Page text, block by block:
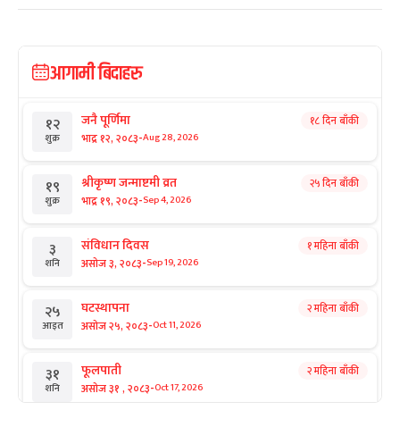
आगामी बिदाहरु
१२
शुक्र
जनै पूर्णिमा
भाद्र १२, २०८३-Aug 28, 2026
१८ दिन बाँकी
१९
शुक्र
श्रीकृष्ण जन्माष्टमी व्रत
भाद्र १९, २०८३-Sep 4, 2026
२५ दिन बाँकी
३
शनि
संविधान दिवस
असोज ३, २०८३-Sep 19, 2026
१ महिना बाँकी
२५
आइत
घटस्थापना
असोज २५, २०८३-Oct 11, 2026
२ महिना बाँकी
३१
शनि
फूलपाती
असोज ३१ , २०८३-Oct 17, 2026
२ महिना बाँकी